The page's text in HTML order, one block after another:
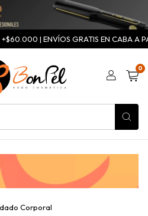
ENVÍOS GRATIS EN CABA A PARTIR
0
Corporal